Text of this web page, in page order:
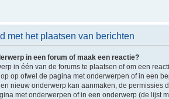
met het plaatsen van berichten
in een forum of maak een reactie?
in één van de forums te plaatsen of om een
op ofwel de pagina met onderwerpen of in een
nieuw onderwerp kan aanmaken, de permissies
met onderwerpen of in een onderwerp (de lijst